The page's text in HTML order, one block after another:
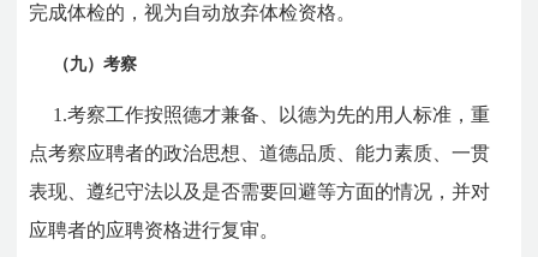
完成体检的，视为自动放弃体检资格。
（九）考察
1.考察工作按照德才兼备、以德为先的用人标准，重
点考察应聘者的政治思想、道德品质、能力素质、一贯
表现、遵纪守法以及是否需要回避等方面的情况，并对
应聘者的应聘资格进行复审。